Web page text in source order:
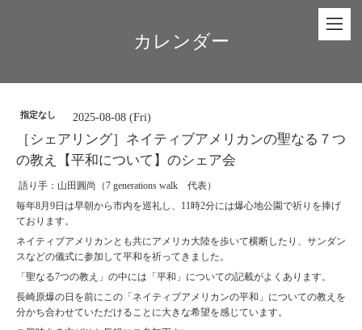
カレンダー
指定なし 2025-08-08 (Fri)
［シェアリング］ネイティブアメリカンの聖なる７つ
の教え【平和について】のシェア会
語り手：山田圓尚（7 generations walk 代表）
毎年8月9日は早朝から市内を巡礼し、11時2分には爆心地公園で祈りを捧げ
ております。
ネイティブアメリカンとも共にアメリカ大陸を歩いて横断したり、サンダン
スなどの儀式に参加して平和を祈ってきました。
「聖なる7つの教え」の中には「平和」についての記載がよくあります。
長崎原爆の日を前にこの「ネイティブアメリカンの平和」についての教えを
分かち合わせていただけることに大きな希望を感じています。